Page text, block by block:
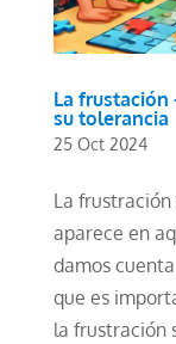
La
su tolerancia
25 Oct 2024
La
aparece en
damos
que es
la frustración